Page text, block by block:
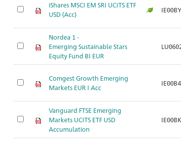
iShares MSCI EM SRI UCITS ETF
USD (Acc)
Nordea 1 -
Emerging Sustainable Stars
Equity Fund BI EUR
Comgest Growth Emerging
Markets EUR I Acc
Vanguard FTSE Emerging
Markets UCITS ETF USD
Accumulation